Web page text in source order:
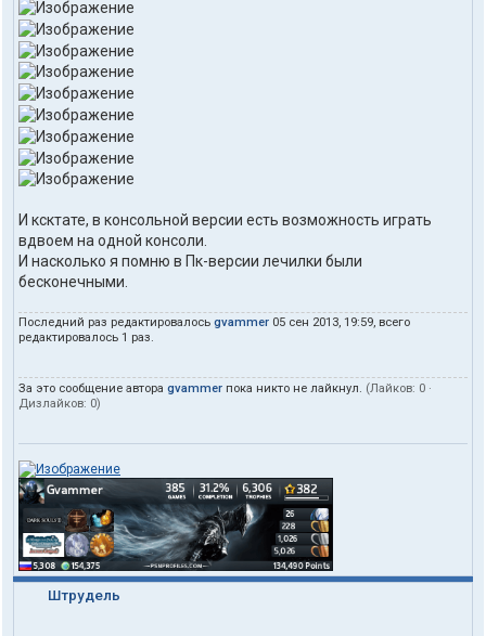
т
е
л
v
a
e
r
И ксктате, в консольной версии есть возможность играть
вдвоем на одной консоли.
И насколько я помню в Пк-версии лечилки были
бесконечными.
Последний раз редактировалось gvammer 05 сен 2013, 19:59, всего
редактировалось 1 раз.
За это сообщение автора gvammer пока никто не лайкнул. (Лайков: 0 ·
Дизлайков: 0)
Штрудель